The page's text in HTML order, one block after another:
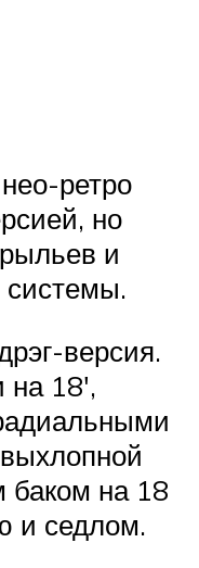
ретро
но
и
версия.
18′,
баком на 18
и седлом.